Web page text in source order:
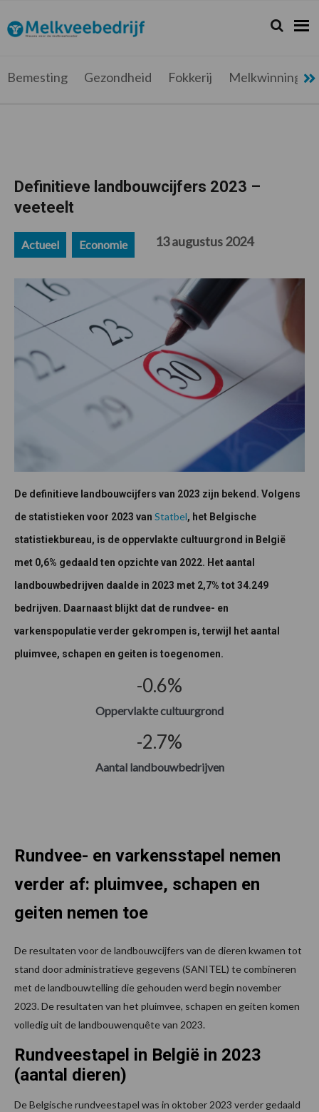
de
hoofdnavigatie
de
hoofd
de
eerste
de
voettekst
Melkveebedrijf.be
Nieuws
melkveehouder
Zoeken...
Zoek
Bemesting Gezondheid Fokkerij Melkwinning
Definitieve landbouwcijfers 2023 –
veeteelt
Actueel Economie 13 augustus 2024
De definitieve landbouwcijfers van 2023 zijn bekend. Volgens
de statistieken voor 2023 van Statbel, het Belgische
statistiekbureau, is de oppervlakte cultuurgrond in België
met 0,6% gedaald ten opzichte van 2022. Het aantal
landbouwbedrijven daalde in 2023 met 2,7% tot 34.249
bedrijven. Daarnaast blijkt dat de rundvee- en
varkenspopulatie verder gekrompen is, terwijl het aantal
pluimvee, schapen en geiten is toegenomen.
-0.6%
Oppervlakte cultuurgrond
-2.7%
Aantal landbouwbedrijven
Rundvee- en varkensstapel nemen
verder af: pluimvee, schapen en
geiten nemen toe
De resultaten voor de landbouwcijfers van de dieren kwamen tot
stand door administratieve gegevens (SANITEL) te combineren
met de landbouwtelling die gehouden werd begin november
2023. De resultaten van het pluimvee, schapen en geiten komen
volledig uit de landbouwenquête van 2023.
Rundveestapel in België in 2023
(aantal dieren)
De Belgische rundveestapel was in oktober 2023 verder gedaald